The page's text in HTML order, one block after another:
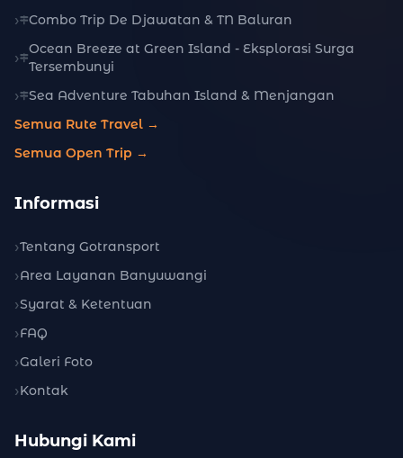
Combo Trip De Djawatan & TN Baluran
Ocean Breeze at Green Island - Eksplorasi Surga
Tersembunyi
Sea Adventure Tabuhan Island & Menjangan
Semua Rute Travel →
Semua Open Trip →
Informasi
Tentang Gotransport
Area Layanan Banyuwangi
Syarat & Ketentuan
FAQ
Galeri Foto
Kontak
Hubungi Kami